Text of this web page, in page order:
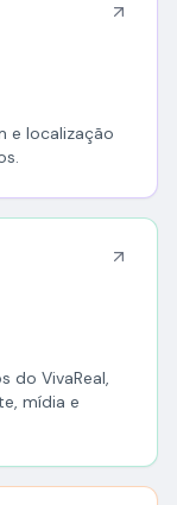
e localização
do VivaReal,
mídia e